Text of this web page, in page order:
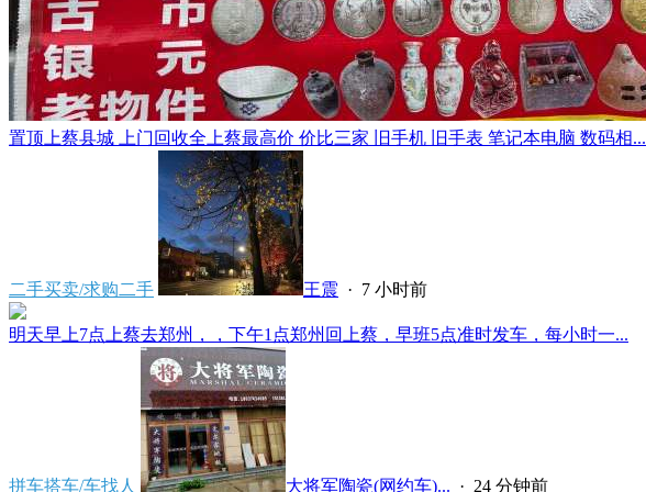
置顶 上蔡县城 上门回收全上蔡最高价 价比三家 旧手机 旧手表 笔记本电脑 数码相...
二手买卖/求购二手 王震 · 7 小时前
明天早上7点上蔡去郑州，，下午1点郑州回上蔡，早班5点准时发车，每小时一...
拼车搭车/车找人 大将军陶瓷(网约车)... · 24 分钟前